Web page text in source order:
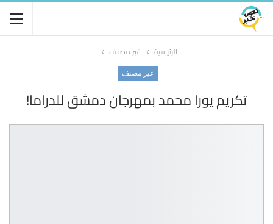
الرئيسية غير مصنف
غير مصنف
تكريم يورا محمد بمهرجان دمشق للدراما!